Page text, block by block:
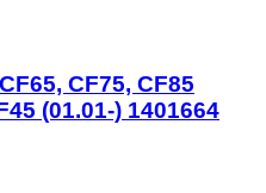
CF75, CF85
(01.01-) 1401664